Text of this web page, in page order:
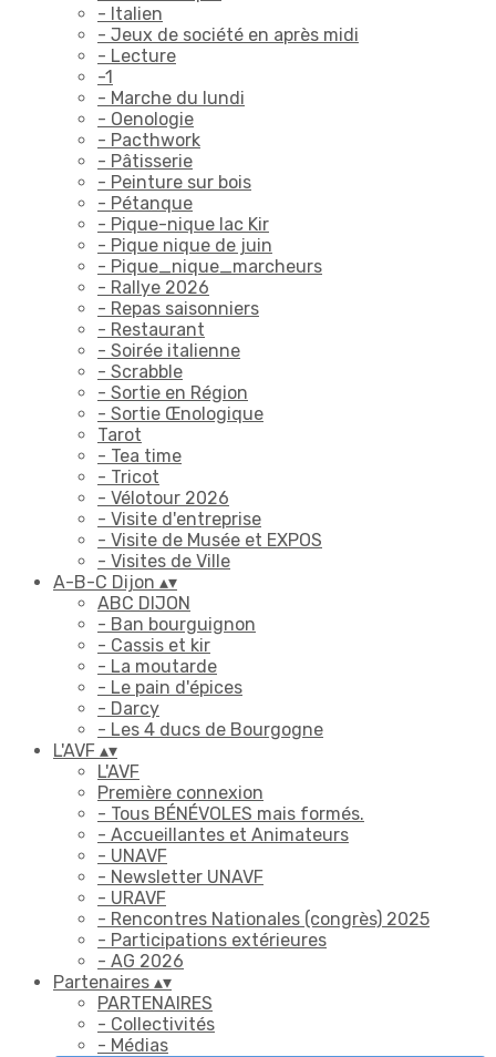
- Italien
- Jeux de société en après midi
- Lecture
-1
- Marche du lundi
- Oenologie
- Pacthwork
- Pâtisserie
- Peinture sur bois
- Pétanque
- Pique-nique lac Kir
- Pique nique de juin
- Pique_nique_marcheurs
- Rallye 2026
- Repas saisonniers
- Restaurant
- Soirée italienne
- Scrabble
- Sortie en Région
- Sortie Œnologique
Tarot
- Tea time
- Tricot
- Vélotour 2026
- Visite d'entreprise
- Visite de Musée et EXPOS
- Visites de Ville
A-B-C Dijon ▴▾
ABC DIJON
- Ban bourguignon
- Cassis et kir
- La moutarde
- Le pain d'épices
- Darcy
- Les 4 ducs de Bourgogne
L'AVF ▴▾
L'AVF
Première connexion
- Tous BÉNÉVOLES mais formés.
- Accueillantes et Animateurs
- UNAVF
- Newsletter UNAVF
- URAVF
- Rencontres Nationales (congrès) 2025
- Participations extérieures
- AG 2026
Partenaires ▴▾
PARTENAIRES
- Collectivités
- Médias